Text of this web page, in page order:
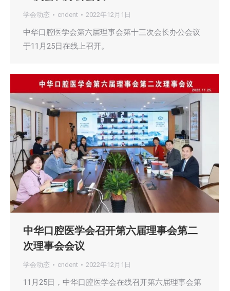
学会动态 cndent 2022年12月1日
中华口腔医学会第六届理事会第十三次会长办公会议
于11月25日在线上召开。
中华口腔医学会召开第六届理事会第二
次理事会会议
学会动态 cndent 2022年12月1日
11月25日，中华口腔医学会在线召开第六届理事会第